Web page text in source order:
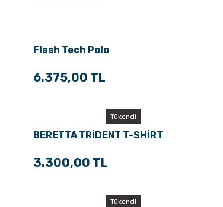
Flash Tech Polo
6.375,00 TL
Tükendi
BERETTA TRİDENT T-SHİRT
3.300,00 TL
Tükendi